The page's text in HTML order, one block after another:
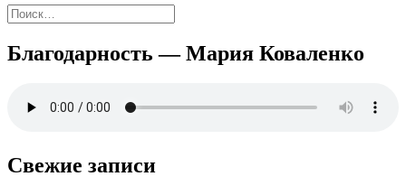
Найти:
Благодарность — Мария Коваленко
Свежие записи